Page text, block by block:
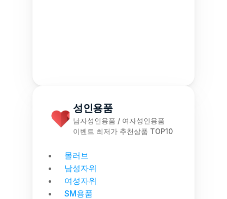
성인용품
남자성인용품 / 여자성인용품
이벤트 최저가 추천상품 TOP10
몰러브
남성자위
여성자위
SM용품